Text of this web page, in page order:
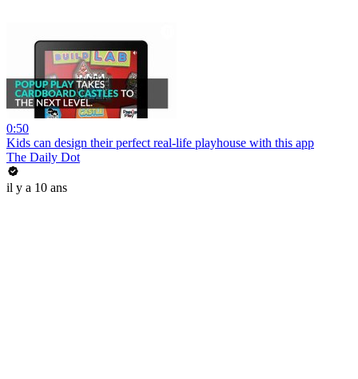
0:50
Kids can design their perfect real-life playhouse with this app
The Daily Dot
il y a 10 ans